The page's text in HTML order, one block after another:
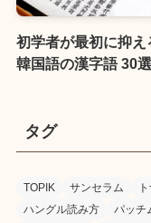
初学者が最初に抑え
韓国語の漢字語 30選
タグ
TOPIK サンセラム
ハングル読み方
パッチ